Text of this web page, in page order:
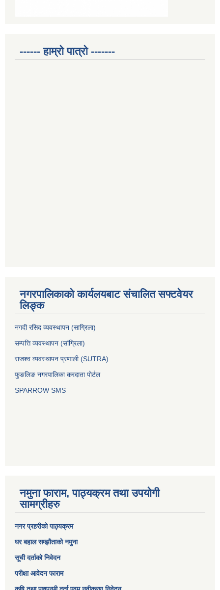
------ हाम्रो पात्रो -------
नगरपालिकाको कार्यलयबाट संचालित सफ्टवेयर
लिङ्क
नगदी रसिद व्यवस्थापन (साग्रिला)
सम्पत्ति व्यवस्थापन (सांग्रिला)
राजश्व व्यवस्थापन प्रणाली (SUTRA)
फुङलिङ नगरपालिका करदाता पोर्टल
SPARROW SMS
नमुना फाराम, पाठ्यक्रम तथा उपयोगी
सामग्रीहरु
नगर प्रहरीको पाठ्यक्रम
घर बहाल सम्झौताको नमुना
सूची दर्ताको निवेदन
परीक्षा आवेदन फाराम